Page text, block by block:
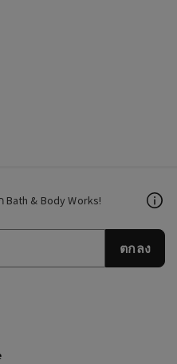
& Body Works!
ตกลง